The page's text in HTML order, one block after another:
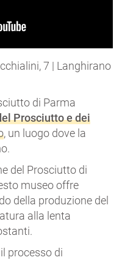
7 | Langhirano
di Parma
Prosciutto e dei
, un luogo dove la
del Prosciutto di
museo offre
della produzione del
alla lenta
processo di